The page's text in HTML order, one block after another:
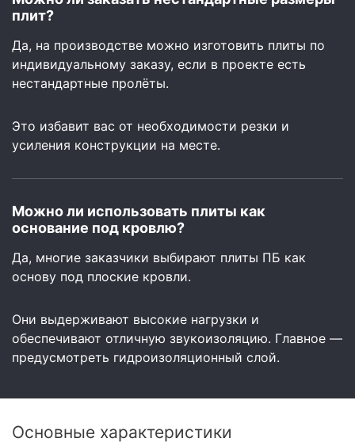
плит?
Да, на производстве можно изготовить плиты по
индивидуальному заказу, если в проекте есть
нестандартные пролёты.
Это избавит вас от необходимости резки и
усиления конструкции на месте.
Можно ли использовать плиты как
основание под кровлю?
Да, многие заказчики выбирают плиты ПБ как
основу под плоские кровли.
Они выдерживают высокие нагрузки и
обеспечивают отличную звукоизоляцию. Главное —
предусмотреть гидроизоляционный слой.
Основные характеристики